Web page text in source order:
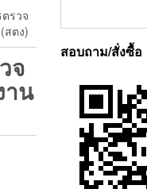
รวจ
สตง)
จ
น
สอบถาม/สั่งซื้อ